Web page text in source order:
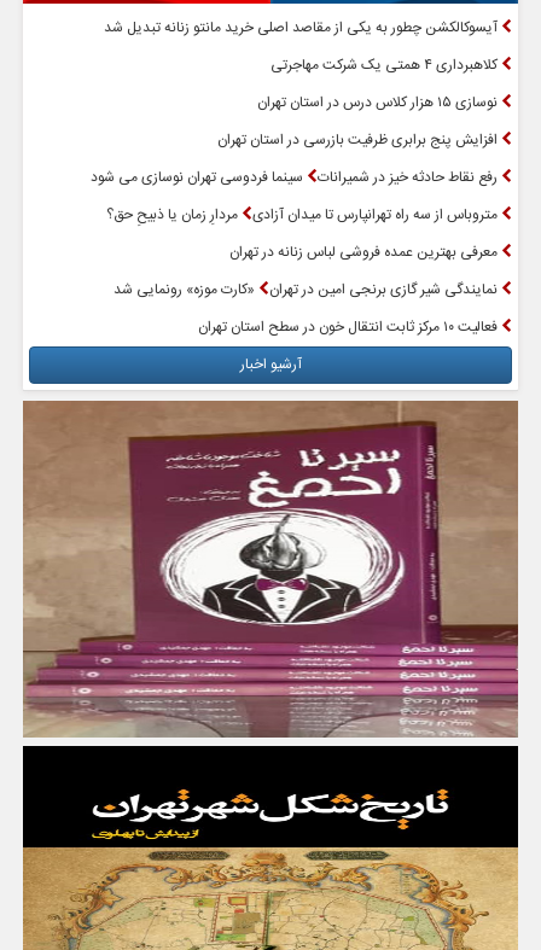
آیسوکالکشن چطور به یکی از مقاصد اصلی خرید مانتو زنانه تبدیل شد
کلاهبرداری ۴ همتی یک شرکت مهاجرتی
نوسازی ۱۵ هزار کلاس درس در استان تهران
افزایش پنج برابری ظرفیت بازرسی در استان تهران
رفع نقاط حادثه خیز در شمیرانات
سینما فردوسی تهران نوسازی می شود
متروباس از سه راه تهرانپارس تا میدان آزادی مردارِ زمان یا ذبیحِ حق؟
معرفی بهترین عمده فروشی لباس زنانه در تهران
نمایندگی شیر گازی برنجی امین در تهران
«کارت موزه» رونمایی شد
فعالیت ۱۰ مرکز ثابت انتقال خون در سطح استان تهران
آرشیو اخبار